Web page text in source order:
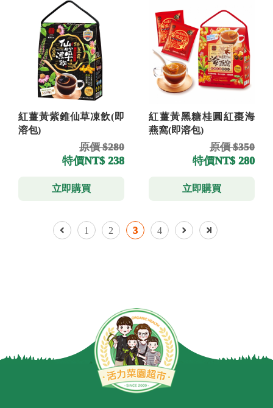
紅薑黃紫錐仙草凍飲(即
溶包)
原價 $280
特價NT$ 238
立即購買
紅薑黃黑糖桂圓紅棗海
燕窩(即溶包)
原價 $350
特價NT$ 280
立即購買
1 2 3 4